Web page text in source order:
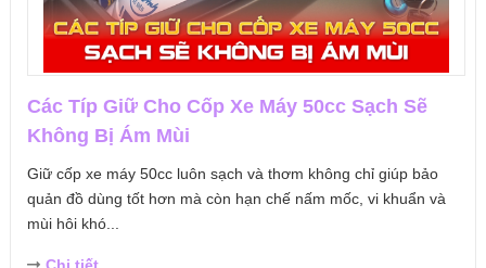
Các Típ Giữ Cho Cốp Xe Máy 50cc Sạch Sẽ
Không Bị Ám Mùi
Giữ cốp xe máy 50cc luôn sạch và thơm không chỉ giúp bảo
quản đồ dùng tốt hơn mà còn hạn chế nấm mốc, vi khuẩn và
mùi hôi khó...